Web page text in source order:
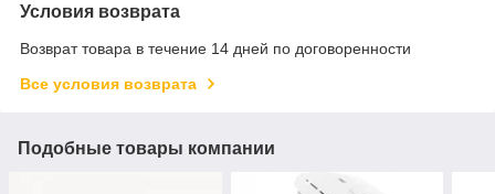
Условия возврата
Возврат товара в течение 14 дней по договоренности
Все условия возврата
Подобные товары компании